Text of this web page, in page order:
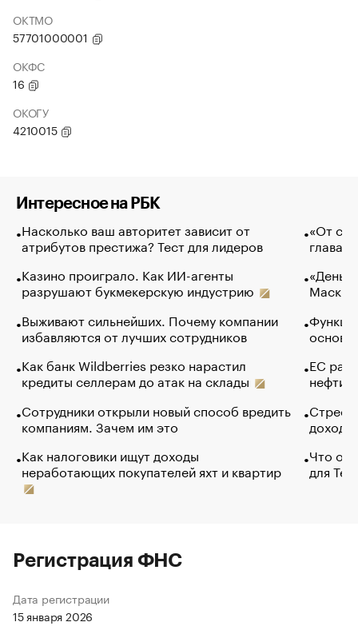
ОКТМО
57701000001
ОКФС
16
ОКОГУ
4210015
Интересное на РБК
Насколько ваш авторитет зависит от
атрибутов престижа? Тест для лидеров
Казино проиграло. Как ИИ-агенты
разрушают букмекерскую индустрию
Выживают сильнейших. Почему компании
избавляются от лучших сотрудников
Как банк Wildberries резко нарастил
кредиты селлерам до атак на склады
Сотрудники открыли новый способ вредить
компаниям. Зачем им это
Как налоговики ищут доходы
неработающих покупателей яхт и квартир
«От
глава
Маск в
основ
ЕС
нефти
Что
для
Регистрация ФНС
Дата регистрации
15 января 2026